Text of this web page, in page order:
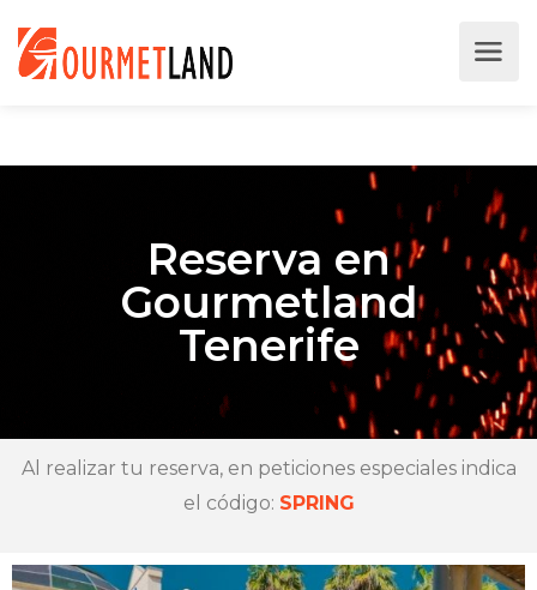
Reserva en
Gourmetland
Tenerife
Al realizar tu reserva, en peticiones especiales indica
el código: SPRING